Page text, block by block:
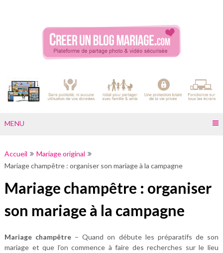
MENU
Accueil
Mariage original
Mariage champêtre : organiser son mariage à la campagne
Mariage champêtre : organiser
son mariage à la campagne
Mariage champêtre – Quand on débute les préparatifs de son
mariage et que l’on commence à faire des recherches sur le lieu